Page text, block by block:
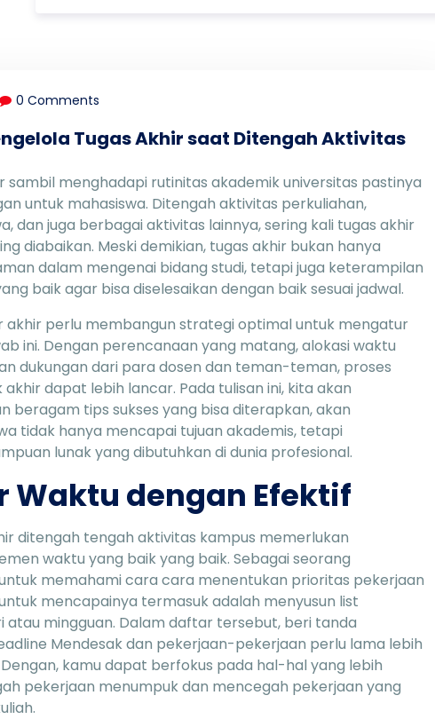
0 Comments
Tugas Akhir saat Ditengah Aktivitas
sambil menghadapi rutinitas akademik universitas pastinya
untuk mahasiswa. Ditengah aktivitas perkuliahan,
dan juga berbagai aktivitas lainnya, sering kali tugas akhir
diabaikan. Meski demikian, tugas akhir bukan hanya
dalam mengenai bidang studi, tetapi juga keterampilan
baik agar bisa diselesaikan dengan baik sesuai jadwal.
akhir perlu membangun strategi optimal untuk mengatur
ini. Dengan perencanaan yang matang, alokasi waktu
dukungan dari para dosen dan teman-teman, proses
dapat lebih lancar. Pada tulisan ini, kita akan
beragam tips sukses yang bisa diterapkan, akan
tidak hanya mencapai tujuan akademis, tetapi
lunak yang dibutuhkan di dunia profesional.
Waktu dengan Efektif
ditengah tengah aktivitas kampus memerlukan
waktu yang baik yang baik. Sebagai seorang
memahami cara cara menentukan prioritas pekerjaan
mencapainya termasuk adalah menyusun list
atau mingguan. Dalam daftar tersebut, beri tanda
Mendesak dan pekerjaan-pekerjaan perlu lama lebih
kamu dapat berfokus pada hal-hal yang lebih
pekerjaan menumpuk dan mencegah pekerjaan yang